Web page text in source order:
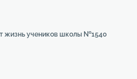
жизнь учеников школы №1540